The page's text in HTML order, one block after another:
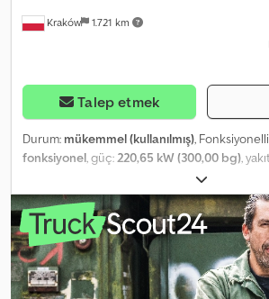
Kraków 1.721 km
Talep etmek
Durum: mükemmel (kullanılmış),
fonksiyonel, güç:220,65 kW (300,00 bg),
, Üretim yılı:
18.000 h, Donanım:hidrolik, kabin, TEREX-
Malzeme Manipülatörü Yıl: 2000 Çalışma
veriler Ağırlık: 63.000 kg Deutz motor, 300 HP
4 destek ayağı Hidrolik çıkışlar Dcodpfozrf
Merkezi yağlama Teknik ve görsel durumu